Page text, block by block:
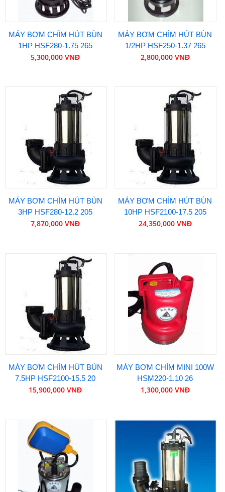
MÁY BƠM CHÌM HÚT BÙN
1HP HSF280-1.75 265
5,300,000 VNĐ
MÁY BƠM CHÌM HÚT BÙN
1/2HP HSF250-1.37 265
2,800,000 VNĐ
MÁY BƠM CHÌM HÚT BÙN
3HP HSF280-12.2 205
7,870,000 VNĐ
MÁY BƠM CHÌM HÚT BÙN
10HP HSF2100-17.5 205
24,350,000 VNĐ
MÁY BƠM CHÌM HÚT BÙN
7.5HP HSF2100-15.5 20
15,900,000 VNĐ
MÁY BƠM CHÌM MINI 100W
HSM220-1.10 26
1,300,000 VNĐ